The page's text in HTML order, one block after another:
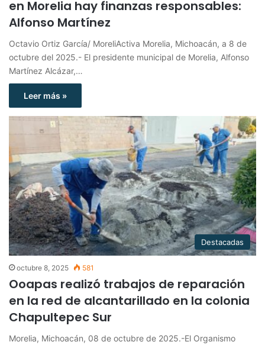
en Morelia hay finanzas responsables:
Alfonso Martínez
Octavio Ortiz García/ MoreliActiva Morelia, Michoacán, a 8 de
octubre del 2025.- El presidente municipal de Morelia, Alfonso
Martínez Alcázar,…
Leer más »
Destacadas
octubre 8, 2025 581
Ooapas realizó trabajos de reparación
en la red de alcantarillado en la colonia
Chapultepec Sur
Morelia, Michoacán, 08 de octubre de 2025.-El Organismo